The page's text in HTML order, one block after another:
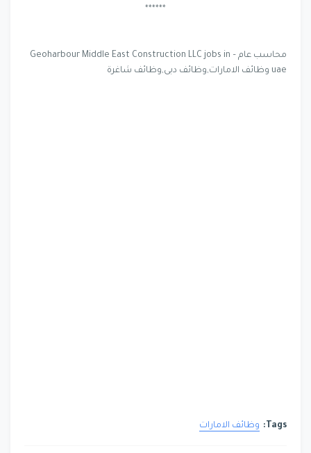
******
محاسب عام – Geoharbour Middle East Construction LLC jobs in
uae وظائف الامارات,وظائف دبى,وظائف شاغرة
Tags: وظائف الامارات